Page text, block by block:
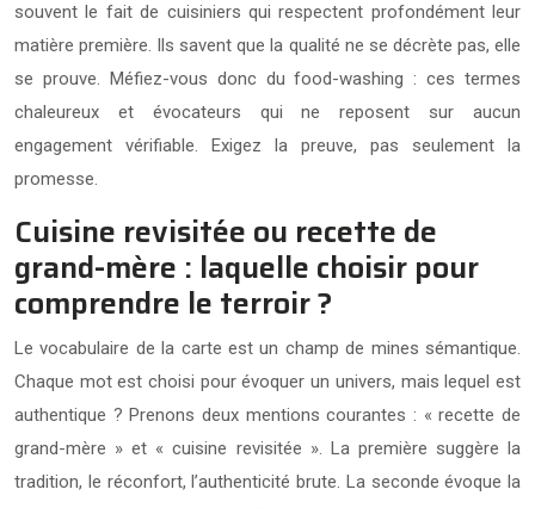
souvent le fait de cuisiniers qui respectent profondément leur
matière première. Ils savent que la qualité ne se décrète pas, elle
se prouve. Méfiez-vous donc du food-washing : ces termes
chaleureux et évocateurs qui ne reposent sur aucun
engagement vérifiable. Exigez la preuve, pas seulement la
promesse.
Cuisine revisitée ou recette de
grand-mère : laquelle choisir pour
comprendre le terroir ?
Le vocabulaire de la carte est un champ de mines sémantique.
Chaque mot est choisi pour évoquer un univers, mais lequel est
authentique ? Prenons deux mentions courantes : « recette de
grand-mère » et « cuisine revisitée ». La première suggère la
tradition, le réconfort, l’authenticité brute. La seconde évoque la